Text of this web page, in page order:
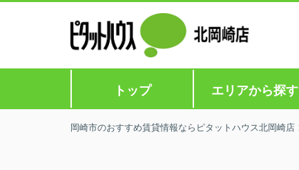
トップ エリアから探す
岡崎市のおすすめ賃貸情報ならピタットハウス北岡崎店